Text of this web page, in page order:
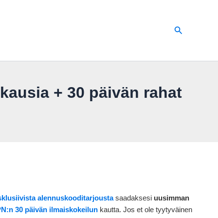
Hae
+ 30 päivän rahat
alennuskooditarjoustasaadaksesi uusimman
30 päivän ilmaiskokeilun kautta. Jos et ole tyytyväinen